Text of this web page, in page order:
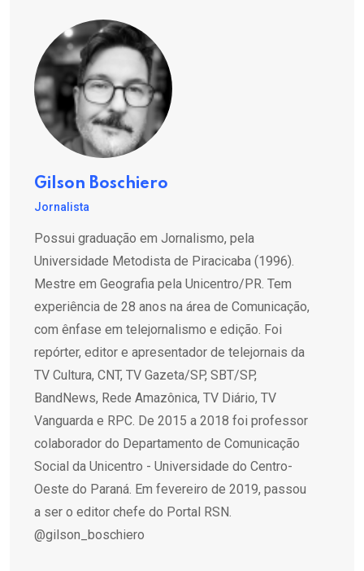
Gilson Boschiero
Jornalista
Possui graduação em Jornalismo, pela
Universidade Metodista de Piracicaba (1996).
Mestre em Geografia pela Unicentro/PR. Tem
experiência de 28 anos na área de Comunicação,
com ênfase em telejornalismo e edição. Foi
repórter, editor e apresentador de telejornais da
TV Cultura, CNT, TV Gazeta/SP, SBT/SP,
BandNews, Rede Amazônica, TV Diário, TV
Vanguarda e RPC. De 2015 a 2018 foi professor
colaborador do Departamento de Comunicação
Social da Unicentro - Universidade do Centro-
Oeste do Paraná. Em fevereiro de 2019, passou
a ser o editor chefe do Portal RSN.
@gilson_boschiero